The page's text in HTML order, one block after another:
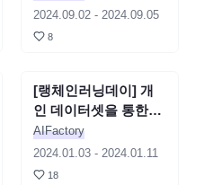
2024.09.02- 2024.09.05
8
세미나 종료
[랭체인러닝데이] 개
인 데이터셋을 통한
llama2 fine-tune - 최
재혁
AIFactory
2024.01.03- 2024.01.11
18